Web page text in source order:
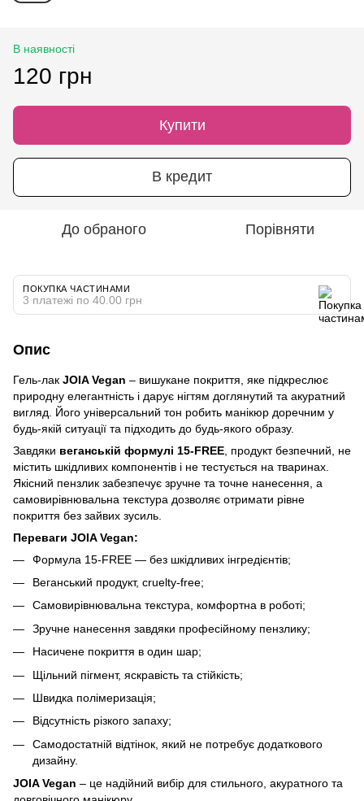
В наявності
120 грн
Купити
В кредит
До обраного Порівняти
ПОКУПКА ЧАСТИНАМИ
3 платежі по 40.00 грн
Опис
Гель-лак JOIA Vegan – вишукане покриття, яке підкреслює
природну елегантність і дарує нігтям доглянутий та акуратний
вигляд. Його універсальний тон робить манікюр доречним у
будь-якій ситуації та підходить до будь-якого образу.
Завдяки веганській формулі 15-FREE , продукт безпечний, не
містить шкідливих компонентів і не тестується на тваринах.
Якісний пензлик забезпечує зручне та точне нанесення, а
самовирівнювальна текстура дозволяє отримати рівне
покриття без зайвих зусиль.
Переваги JOIA Vegan:
Формула 15-FREE — без шкідливих інгредієнтів;
Веганський продукт, cruelty-free;
Самовирівнювальна текстура, комфортна в роботі;
Зручне нанесення завдяки професійному пензлику;
Насичене покриття в один шар;
Щільний пігмент, яскравість та стійкість;
Швидка полімеризація;
Відсутність різкого запаху;
Самодостатній відтінок, який не потребує додаткового
дизайну.
JOIA Vegan – це надійний вибір для стильного, акуратного та